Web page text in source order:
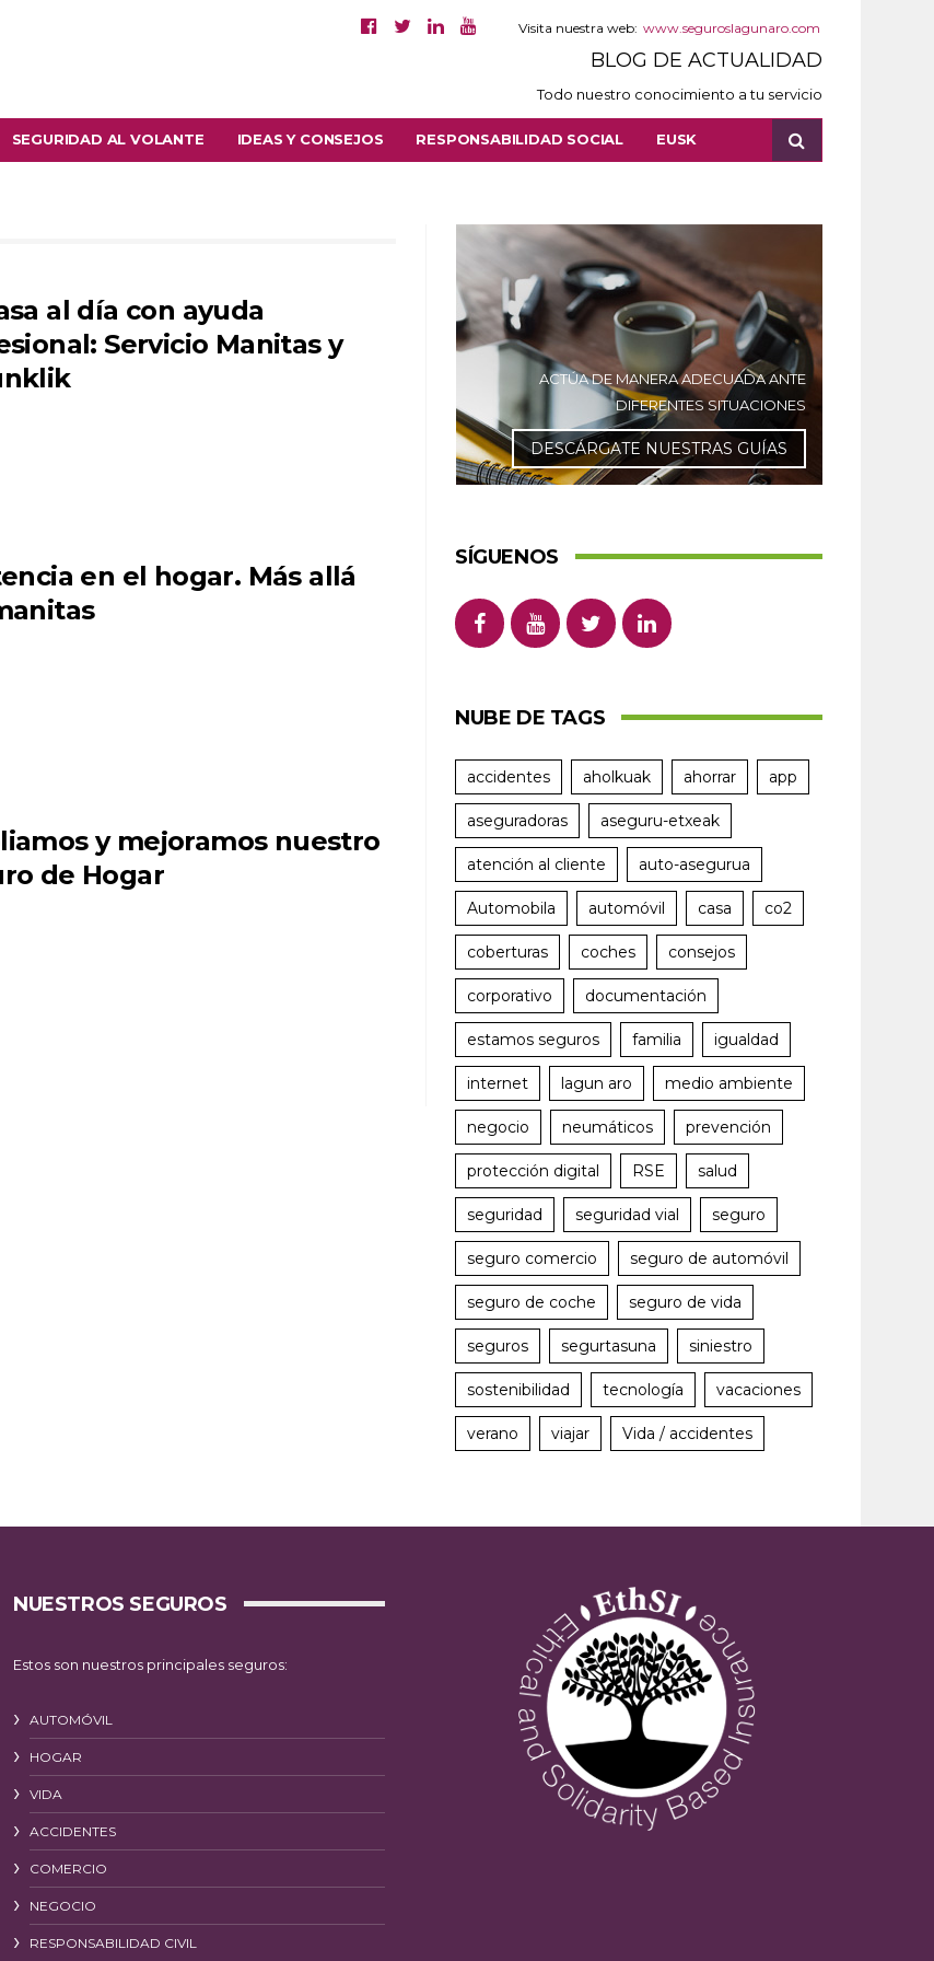
Visita nuestra web: www.seguroslagunaro.com
BLOG DE ACTUALIDAD
Todo nuestro conocimiento a tu servicio
SEGURIDAD AL VOLANTE IDEAS Y CONSEJOS RESPONSABILIDAD SOCIAL EUSK
al día con ayuda
Servicio Manitas y
en el hogar. Más allá
y mejoramos nuestro
de Hogar
ACTÚA DE MANERA ADECUADA ANTE
DIFERENTES SITUACIONES
DESCÁRGATE NUESTRAS GUÍAS
SÍGUENOS
NUBE DE TAGS
accidentes aholkuak ahorrar app
aseguradoras aseguru-etxeak
atención al cliente auto-asegurua
Automobila automóvil casa co2
coberturas coches consejos
corporativo documentación
estamos seguros familia igualdad
internet lagun aro medio ambiente
negocio neumáticos prevención
protección digital RSE salud
seguridad seguridad vial seguro
seguro comercio seguro de automóvil
seguro de coche seguro de vida
seguros segurtasuna siniestro
sostenibilidad tecnología vacaciones
verano viajar Vida / accidentes
NUESTROS SEGUROS
Estos son nuestros principales seguros:
AUTOMÓVIL
HOGAR
VIDA
ACCIDENTES
COMERCIO
NEGOCIO
RESPONSABILIDAD CIVIL